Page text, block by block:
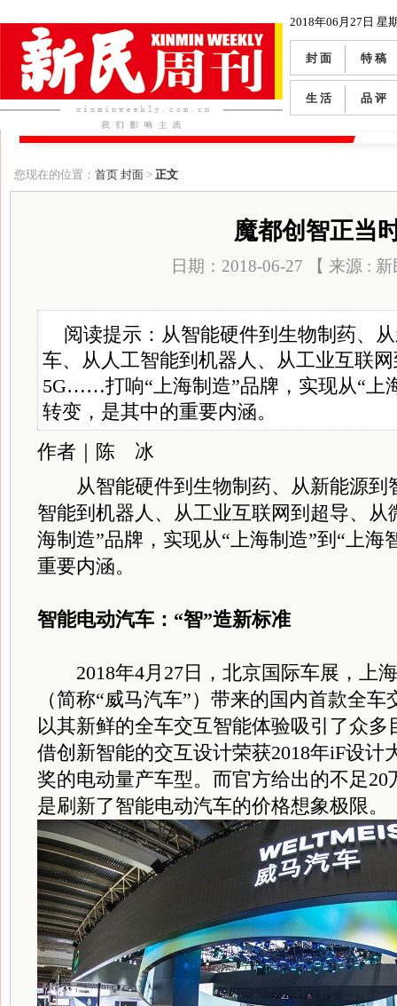
2018年06月27日 星
封 面 特 稿
生 活 品 评
您现在的位置： 首页 封面 > 正文
魔都创智正当
日期：2018-06-27 【 来源 :
阅读提示：从智能硬件到生物制药、
车、从人工智能到机器人、从工业互联
5G……打响“上海制造”品牌，实现从“上
转变，是其中的重要内涵。
作者｜陈 冰
从智能硬件到生物制药、从新能源到
智能到机器人、从工业互联网到超导、
海制造”品牌，实现从“上海制造”到“上海
重要内涵。
智能电动汽车：“智”造新标准
2018年4月27日，北京国际车展，上
（简称“威马汽车”）带来的国内首款全
以其新鲜的全车交互智能体验吸引了众
借创新智能的交互设计荣获2018年iF设计
奖的电动量产车型。而官方给出的不足
是刷新了智能电动汽车的价格想象极限。